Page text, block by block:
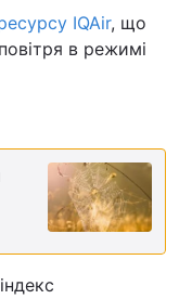
IQAir, що
в режимі